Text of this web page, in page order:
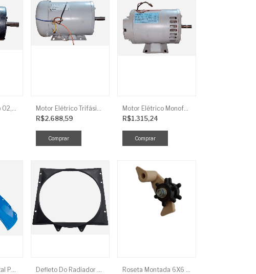
Motor Trif Aberto 02,00CV 4P
Motor Elétrico Trifásico Semi-Blindado 2CV 4 Polos IP44
R$2.688,59
Motor Elétrico Monofásico Aberto 0,5CV 4 Polos
R$1.315,24
Protetor LS Frontal Para-Lama LE SBG870FCI
Defleto Do Radiador LS TRG170
Roseta Montada 6X6 Soja Universal